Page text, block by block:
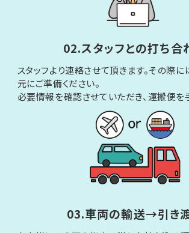
02.スタッフとの打ち合
スタッフより連絡させて頂きます。その際
元にご準備ください。
必要情報を確認させていただき、運搬便を
03.車両の輸送→引き